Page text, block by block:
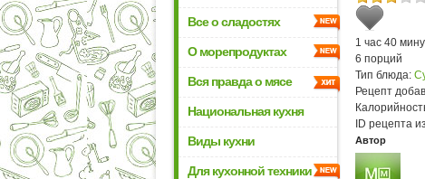
Все о сладостях
О морепродуктах
Вся правда о мясе
Национальная кухня
Виды кухни
Для кухонной техники
1 час 40
6 порций
Тип блюда:
Рецепт
ID рецепта
Автор